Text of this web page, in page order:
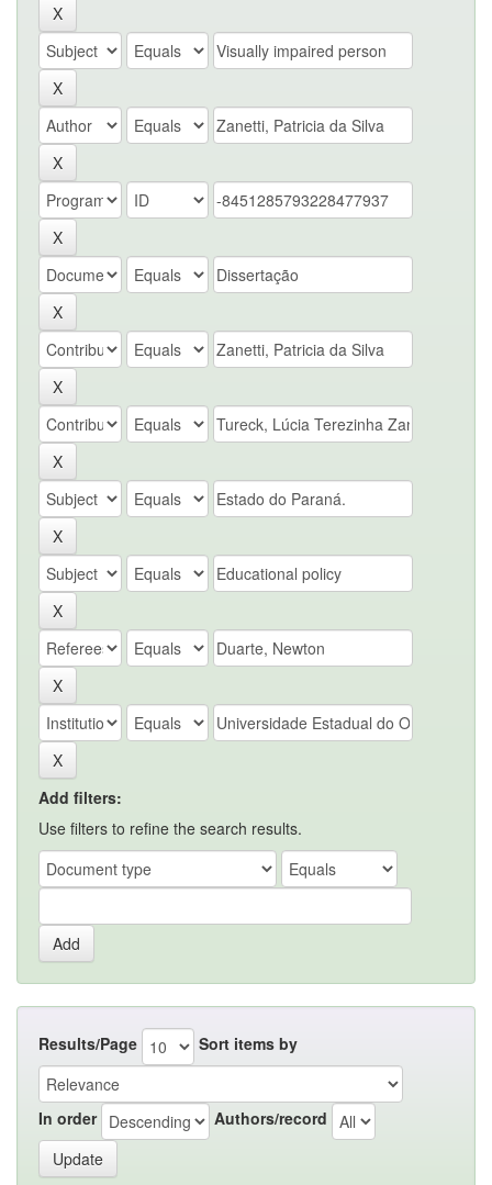
Add filters:
Use filters to refine the search results.
Results/Page Sort items by
In order Authors/record